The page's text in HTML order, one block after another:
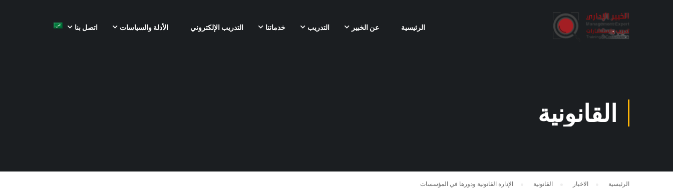
الرئيسية عن الخبير التدريب خدماتنا التدريب الإلكتروني الأدلة والسياسات اتصل بنا
القانونية
الرئيسية الاخبار القانونية الإدارة القانونية ودورها في المؤسسات